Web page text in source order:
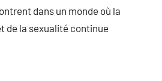
dans un monde où la
de la sexualité continue